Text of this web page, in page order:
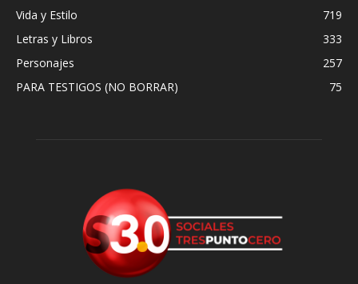
Vida y Estilo
719
Letras y Libros
333
Personajes
257
PARA TESTIGOS (NO BORRAR)
75